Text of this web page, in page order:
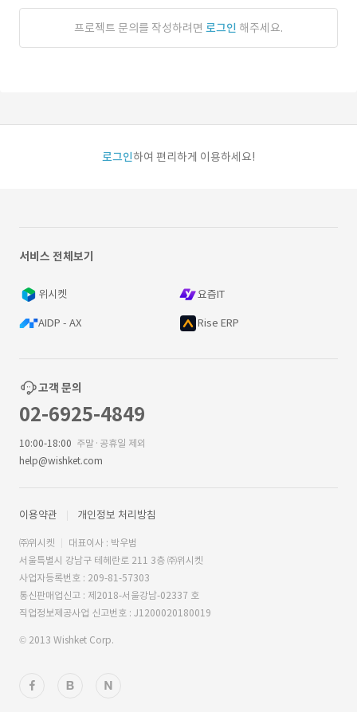
프로젝트 문의를 작성하려면 로그인 해주세요.
로그인하여 편리하게 이용하세요!
서비스 전체보기
위시켓 요즘IT
AIDP - AX Rise ERP
고객 문의
02-6925-4849
10:00-18:00 주말·공휴일 제외
help@wishket.com
이용약관 개인정보 처리방침
㈜위시켓
대표이사 : 박우범
서울특별시 강남구 테헤란로 211 3층 ㈜위시켓
사업자등록번호 : 209-81-57303
통신판매업신고 : 제2018-서울강남-02337 호
직업정보제공사업 신고번호 : J1200020180019
© 2013 Wishket Corp.